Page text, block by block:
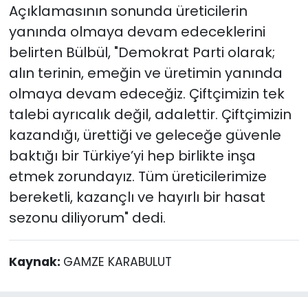
Açıklamasının sonunda üreticilerin
yanında olmaya devam edeceklerini
belirten Bülbül, "Demokrat Parti olarak;
alın terinin, emeğin ve üretimin yanında
olmaya devam edeceğiz. Çiftçimizin tek
talebi ayrıcalık değil, adalettir. Çiftçimizin
kazandığı, ürettiği ve geleceğe güvenle
baktığı bir Türkiye’yi hep birlikte inşa
etmek zorundayız. Tüm üreticilerimize
bereketli, kazançlı ve hayırlı bir hasat
sezonu diliyorum" dedi.
Kaynak: GAMZE KARABULUT